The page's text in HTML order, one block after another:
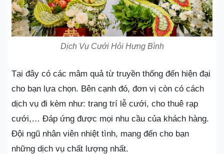
Dịch Vụ Cưới Hỏi Hưng Bình
Tại đây có các mâm quả từ truyền thống đến hiện đại
cho bạn lựa chọn. Bên cạnh đó, đơn vị còn có cách
dịch vụ đi kèm như: trang trí lễ cưới, cho thuê rạp
cưới,… Đáp ứng được mọi nhu cầu của khách hàng.
Đội ngũ nhân viên nhiệt tình, mang đến cho bạn
những dịch vụ chất lượng nhất.